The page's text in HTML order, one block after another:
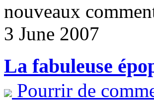
nouveaux
3 June 2007
La fabuleuse
Pourrir de